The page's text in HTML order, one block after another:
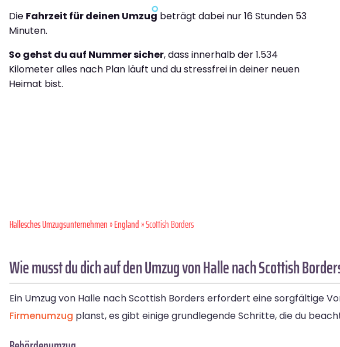
Die Fahrzeit für deinen Umzug beträgt dabei nur 16 Stunden 53
Minuten.
So gehst du auf Nummer sicher, dass innerhalb der 1.534
Kilometer alles nach Plan läuft und du stressfrei in deiner neuen
Heimat bist.
Hallesches Umzugsunternehmen»England» Scottish Borders
Wie musst du dich auf den Umzug von Halle nach Scottish
Ein Umzug von Halle nach Scottish Borders erfordert eine sorgfältige
Firmenumzug planst, es gibt einige grundlegende Schritte, die du